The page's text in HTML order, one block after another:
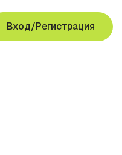
Вход/Регистрация